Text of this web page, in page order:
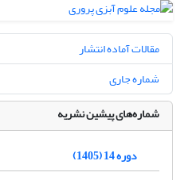
مقالات آماده انتشار
شماره جاری
شماره‌های پیشین نشریه
دوره 14 (1405)